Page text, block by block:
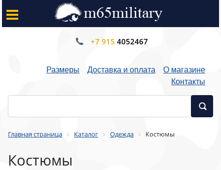
+7 915 4052467
Размеры Доставка и оплата
О магазине
Контакты
Главная страница Каталог Одежда Костюмы
Костюмы